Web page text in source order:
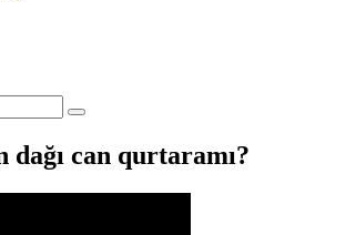
dağı can qurtaramı?